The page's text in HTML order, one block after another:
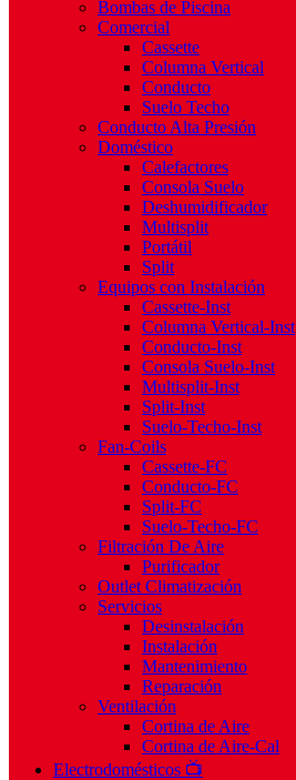
Bombas de Piscina
Comercial
Cassette
Columna Vertical
Conducto
Suelo Techo
Conducto Alta Presión
Doméstico
Calefactores
Consola Suelo
Deshumidificador
Multisplit
Portátil
Split
Equipos con Instalación
Cassette-Inst
Columna Vertical-Inst
Conducto-Inst
Consola Suelo-Inst
Multisplit-Inst
Split-Inst
Suelo-Techo-Inst
Fan-Coils
Cassette-FC
Conducto-FC
Split-FC
Suelo-Techo-FC
Filtración De Aire
Purificador
Outlet Climatización
Servicios
Desinstalación
Instalación
Mantenimiento
Reparación
Ventilación
Cortina de Aire
Cortina de Aire-Cal
Electrodomésticos 📺